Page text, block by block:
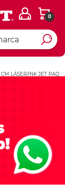
0
LÁSER/INK JET PAQ
Ingresar Codigo